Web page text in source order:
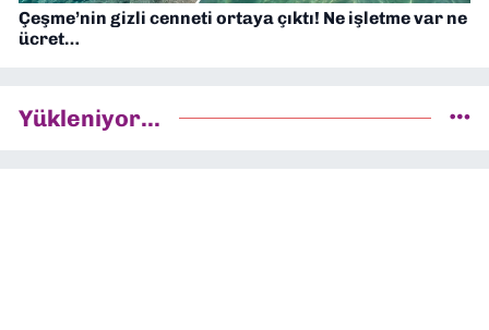
Çeşme’nin gizli cenneti ortaya çıktı! Ne işletme var ne
ücret…
Yükleniyor...